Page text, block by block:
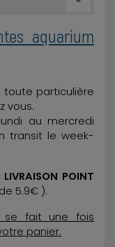
aquarium
particulière
vous.
au mercredi
transit le week-
LIVRAISON POINT
5.9€ ).
se fait une fois
panier.